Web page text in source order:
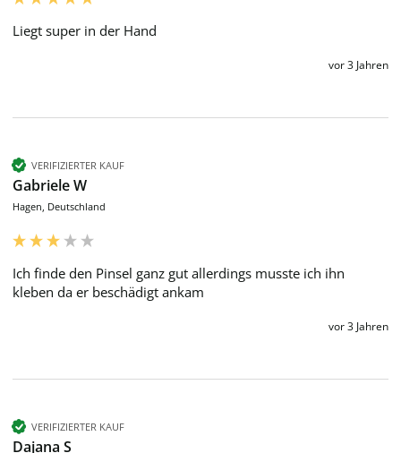
Liegt super in der Hand
vor 3 Jahren
VERIFIZIERTER KAUF
Gabriele W
Hagen, Deutschland
Ich finde den Pinsel ganz gut allerdings musste ich ihn
kleben da er beschädigt ankam
vor 3 Jahren
VERIFIZIERTER KAUF
Dajana S